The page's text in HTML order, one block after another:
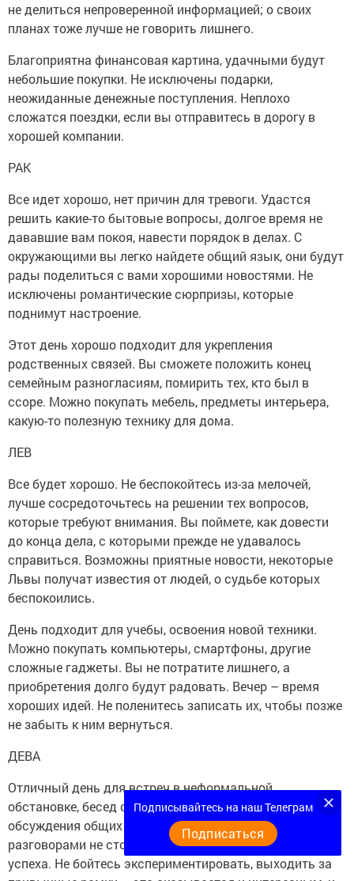
не делиться непроверенной информацией; о своих
планах тоже лучше не говорить лишнего.
Благоприятна финансовая картина, удачными будут
небольшие покупки. Не исключены подарки,
неожиданные денежные поступления. Неплохо
сложатся поездки, если вы отправитесь в дорогу в
хорошей компании.
РАК
Все идет хорошо, нет причин для тревоги. Удастся
решить какие-то бытовые вопросы, долгое время не
дававшие вам покоя, навести порядок в делах. С
окружающими вы легко найдете общий язык, они будут
рады поделиться с вами хорошими новостями. Не
исключены романтические сюрпризы, которые
поднимут настроение.
Этот день хорошо подходит для укрепления
родственных связей. Вы сможете положить конец
семейным разногласиям, помирить тех, кто был в
ссоре. Можно покупать мебель, предметы интерьера,
какую-то полезную технику для дома.
ЛЕВ
Все будет хорошо. Не беспокойтесь из-за мелочей,
лучше сосредоточьтесь на решении тех вопросов,
которые требуют внимания. Вы поймете, как довести
до конца дела, с которыми прежде не удавалось
справиться. Возможны приятные новости, некоторые
Львы получат известия от людей, о судьбе которых
беспокоились.
День подходит для учебы, освоения новой техники.
Можно покупать компьютеры, смартфоны, другие
сложные гаджеты. Вы не потратите лишнего, а
приобретения долго будут радовать. Вечер – время
хороших идей. Не поленитесь записать их, чтобы позже
не забыть к ним вернуться.
ДЕВА
Отличный день для встреч в неформальной
обстановке, бесед с единомышленниками и
обсуждения общих планов. Но ограничиваться
разговорами не стоит, ведь можно и в делах достичь
успеха. Не бойтесь экспериментировать, выходить за
Подписывайтесь на наш Телеграм
Подписаться